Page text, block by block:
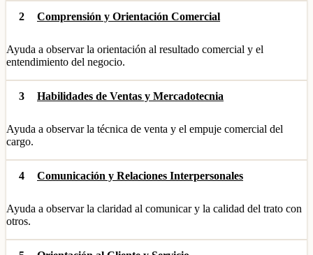
2 Comprensión y Orientación Comercial
Ayuda a observar la orientación al resultado comercial y el
entendimiento del negocio.
3 Habilidades de Ventas y Mercadotecnia
Ayuda a observar la técnica de venta y el empuje comercial del
cargo.
4 Comunicación y Relaciones Interpersonales
Ayuda a observar la claridad al comunicar y la calidad del trato con
otros.